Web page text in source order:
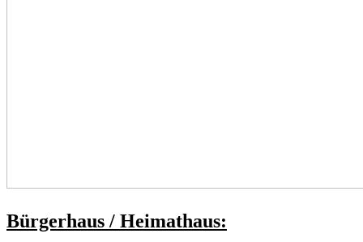
Bürgerhaus / Heimathaus: